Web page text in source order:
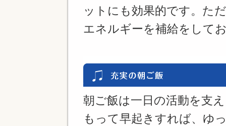
ットにも効果的です。た
エネルギーを補給をして
朝ご飯は一日の活動を支
もって早起きすれば、ゆ